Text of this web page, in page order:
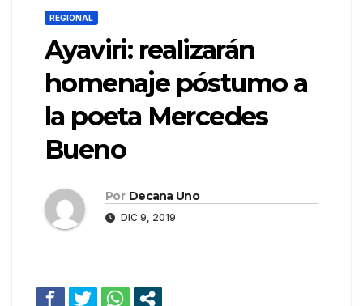
REGIONAL
Ayaviri: realizarán
homenaje póstumo a
la poeta Mercedes
Bueno
Por Decana Uno
DIC 9, 2019